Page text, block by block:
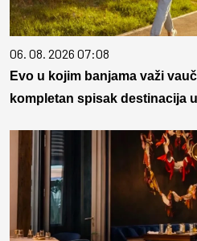
06. 08. 2026 07:08
Evo u kojim banjama važi
kompletan spisak destinacija